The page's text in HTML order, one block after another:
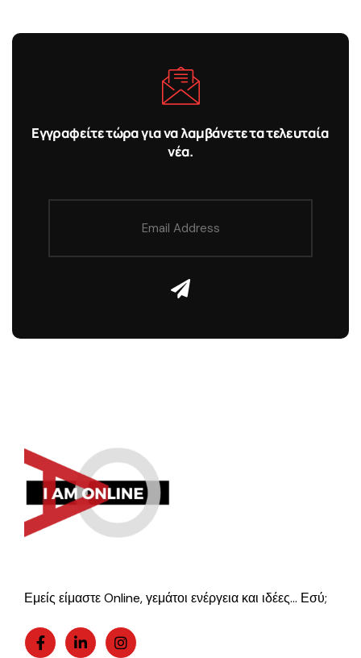
Εγγραφείτε τώρα για να λαμβάνετε τα τελευταία
νέα.
Εμείς είμαστε Online, γεμάτοι ενέργεια και ιδέες… Εσύ;